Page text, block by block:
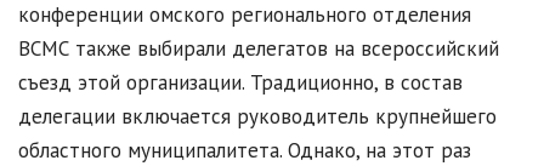
конференции омского регионального отделения
ВСМС также выбирали делегатов на всероссийский
съезд этой организации. Традиционно, в состав
делегации включается руководитель крупнейшего
областного муниципалитета. Однако, на этот раз